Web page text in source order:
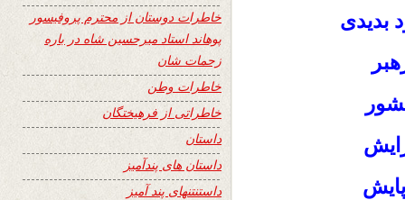
بدیدی
خاطرات دوستان از محترم پروفیسور
پوهاند استاد میرحسین شاه در باره
زحمات شان
خاطرات وطن
خاطراتی از فرهیختگان
داستان
داستان های پندآمیز
داستنتنهای پند آمیز